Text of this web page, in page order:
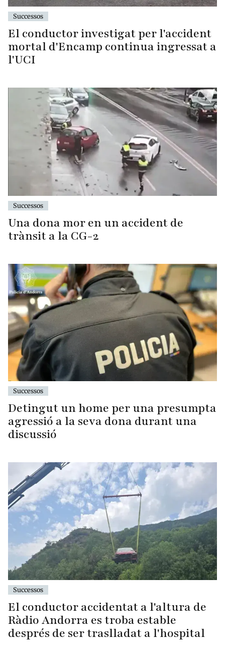
Successos
El conductor investigat per l'accident
mortal d'Encamp continua ingressat a
l'UCI
Successos
Una dona mor en un accident de
trànsit a la CG-2
Successos
Detingut un home per una presumpta
agressió a la seva dona durant una
discussió
Successos
El conductor accidentat a l'altura de
Ràdio Andorra es troba estable
després de ser traslladat a l'hospital